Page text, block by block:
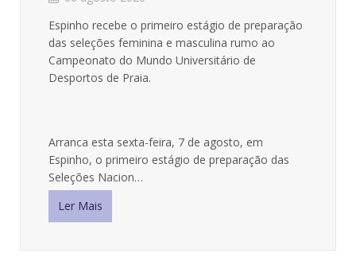
Espinho recebe o primeiro estágio de preparação
das seleções feminina e masculina rumo ao
Campeonato do Mundo Universitário de
Desportos de Praia.
Arranca esta sexta-feira, 7 de agosto, em
Espinho, o primeiro estágio de preparação das
Seleções Nacion…
Ler Mais